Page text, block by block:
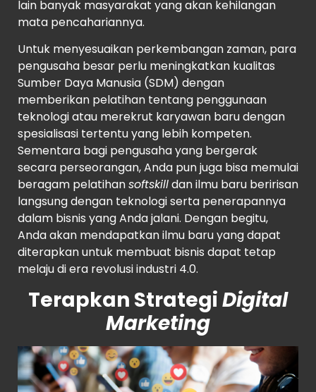
lain banyak masyarakat yang akan kehilangan
mata pencahariannya.
Untuk menyesuaikan perkembangan zaman, para
pengusaha besar perlu meningkatkan kualitas
Sumber Daya Manusia (SDM) dengan
memberikan pelatihan tentang penggunaan
teknologi atau merekrut karyawan baru dengan
spesialisasi tertentu yang lebih kompeten.
Sementara bagi pengusaha yang bergerak
secara perseorangan, Anda pun juga bisa memulai
beragam pelatihansoftskilldan ilmu baru beririsan
langsung dengan teknologi serta penerapannya
dalam bisnis yang Anda jalani. Dengan begitu,
Anda akan mendapatkan ilmu baru yang dapat
diterapkan untuk membuat bisnis dapat tetap
melaju di era revolusi industri 4.0.
Terapkan StrategiDigital
Marketing